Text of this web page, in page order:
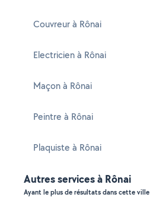
Couvreur à Rônai
Electricien à Rônai
Maçon à Rônai
Peintre à Rônai
Plaquiste à Rônai
Autres services à Rônai
Ayant le plus de résultats dans cette ville